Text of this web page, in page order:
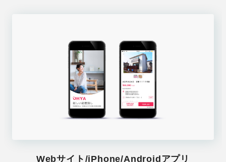
Webサイト/iPhone/Androidアプリ